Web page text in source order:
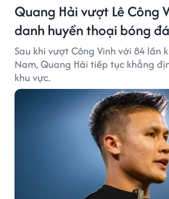
Quang Hải vượt Lê Công
danh huyền thoại bóng
Sau khi vượt Công Vinh với 84 lần
Nam, Quang Hải tiếp tục khẳng
khu vực.